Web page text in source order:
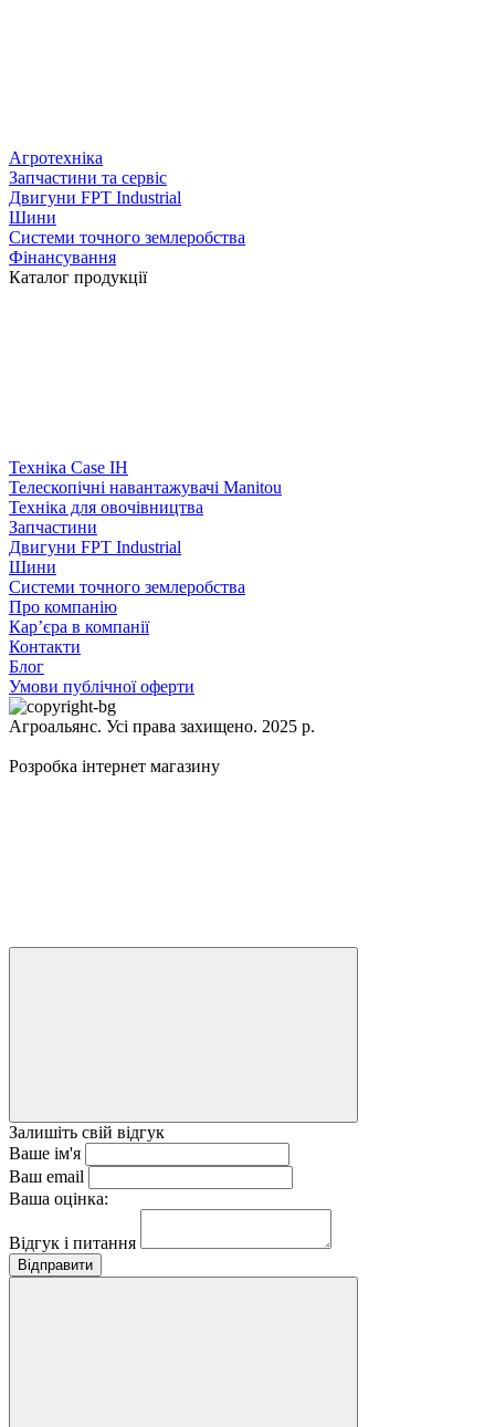
Агротехніка
Запчастини та сервіс
Двигуни FPT Industrial
Шини
Системи точного землеробства
Фінансування
Каталог продукції
Техніка Case IH
Телескопічні навантажувачі Manitou
Техніка для овочівництва
Запчастини
Двигуни FPT Industrial
Шини
Системи точного землеробства
Про компанію
Кар’єра в компанії
Контакти
Блог
Умови публічної оферти
Агроальянс. Усі права захищено. 2025 р.
Розробка інтернет магазину
Залишіть свій відгук
Ваше ім'я
Ваш email
Ваша оцінка:
Відгук і питання
Відправити